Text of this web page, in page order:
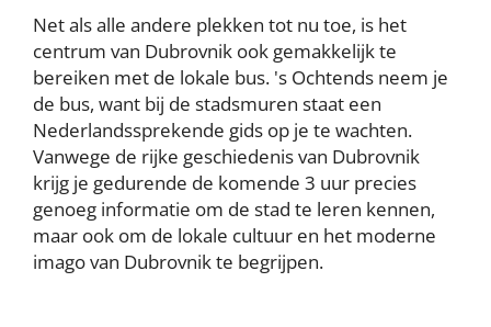
Net als alle andere plekken tot nu toe, is het
centrum van Dubrovnik ook gemakkelijk te
bereiken met de lokale bus. 's Ochtends neem je
de bus, want bij de stadsmuren staat een
Nederlandssprekende gids op je te wachten.
Vanwege de rijke geschiedenis van Dubrovnik
krijg je gedurende de komende 3 uur precies
genoeg informatie om de stad te leren kennen,
maar ook om de lokale cultuur en het moderne
imago van Dubrovnik te begrijpen.